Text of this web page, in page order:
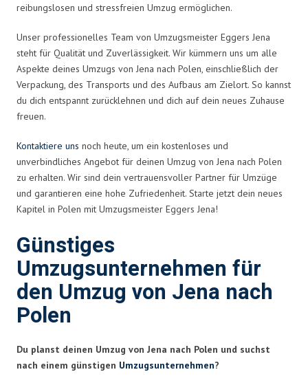
reibungslosen und stressfreien Umzug ermöglichen.
Unser professionelles Team von Umzugsmeister Eggers Jena
steht für Qualität und Zuverlässigkeit. Wir kümmern uns um alle
Aspekte deines Umzugs von Jena nach Polen, einschließlich der
Verpackung, des Transports und des Aufbaus am Zielort. So kannst
du dich entspannt zurücklehnen und dich auf dein neues Zuhause
freuen.
Kontaktiere uns noch heute, um ein kostenloses und
unverbindliches Angebot für deinen Umzug von Jena nach Polen
zu erhalten. Wir sind dein vertrauensvoller Partner für Umzüge
und garantieren eine hohe Zufriedenheit. Starte jetzt dein neues
Kapitel in Polen mit Umzugsmeister Eggers Jena!
Günstiges
Umzugsunternehmen für
den Umzug von Jena nach
Polen
Du planst deinen Umzug von Jena nach Polen und suchst
nach einem günstigen Umzugsunternehmen?